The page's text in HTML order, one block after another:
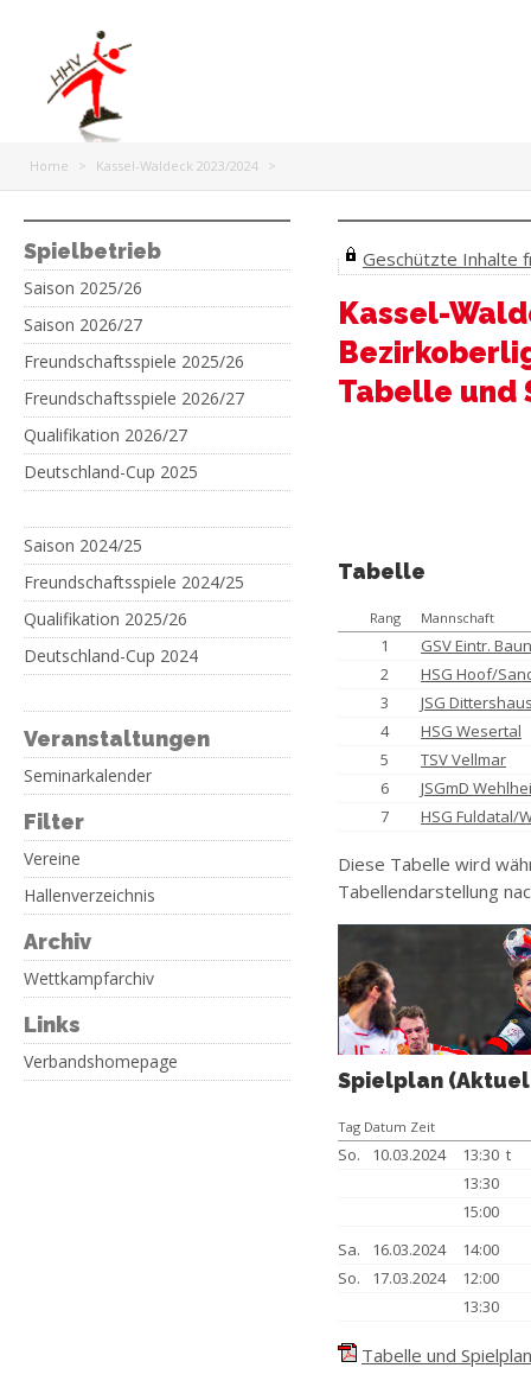
Home > Kassel-Waldeck 2023/2024 >
Spielbetrieb
Saison 2025/26
Saison 2026/27
Freundschaftsspiele 2025/26
Freundschaftsspiele 2026/27
Qualifikation 2026/27
Deutschland-Cup 2025
Saison 2024/25
Freundschaftsspiele 2024/25
Qualifikation 2025/26
Deutschland-Cup 2024
Veranstaltungen
Seminarkalender
Filter
Vereine
Hallenverzeichnis
Archiv
Wettkampfarchiv
Links
Verbandshomepage
Geschützte Inhalte
Kassel-
Tabelle und
Tabelle
Rang Mannschaft
1
GSV Eintr.
2
HSG Hoof/
3
JSG
4
HSG Wesertal
5
TSV Vellmar
6
JSGmD
7
HSG Fuldatal/
Diese Tabelle wird
Tabellendarstellung
Spielplan
Tag Datum Zeit
So. 10.03.2024
13:30 t
13:30
15:00
Sa.
16.03.2024
14:00
So.
17.03.2024
12:00
13:30
Tabelle und